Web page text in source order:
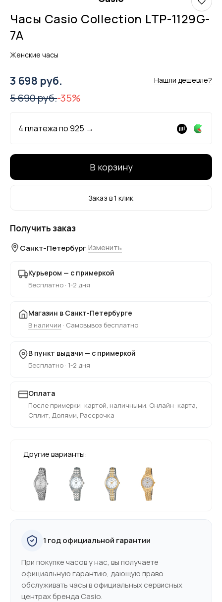
Часы Casio Collection LTP-1129G-
7A
Женские часы
3 698 руб. Нашли дешевле?
5 690 руб.-35%
4 платежа по925 →
В корзину
Заказ в 1 клик
Получить заказ
Санкт-Петербург Изменить
Курьером — с примеркой
Бесплатно · 1-2 дня
Магазин в Санкт-Петербурге
В наличии · Самовывоз бесплатно
В пункт выдачи — с примеркой
Бесплатно · 1-2 дня
Оплата
После примерки: картой, наличными. Онлайн: карта,
Сплит, Долями, Рассрочка
Другие варианты:
1 год официальной гарантии
При покупке часов у нас, вы получаете
официальную гарантию, дающую право
обслуживать часы в официальных сервисных
центрах бренда Casio.